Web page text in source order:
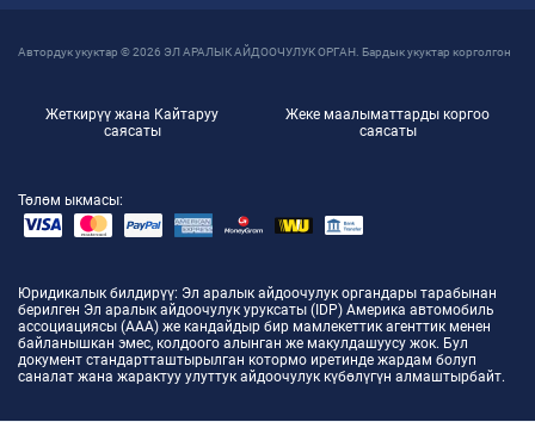
Автордук укуктар © 2026 ЭЛ АРАЛЫК АЙДООЧУЛУК ОРГАН. Бардык укуктар корголгон
Жеткирүү жана Кайтаруу
саясаты
Жеке маалыматтарды коргоо
саясаты
Төлөм ыкмасы:
Юридикалык билдирүү: Эл аралык айдоочулук органдары тарабынан
берилген Эл аралык айдоочулук уруксаты (IDP) Америка автомобиль
ассоциациясы (ААА) же кандайдыр бир мамлекеттик агенттик менен
байланышкан эмес, колдоого алынган же макулдашуусу жок. Бул
документ стандартташтырылган котормо иретинде жардам болуп
саналат жана жарактуу улуттук айдоочулук күбөлүгүн алмаштырбайт.